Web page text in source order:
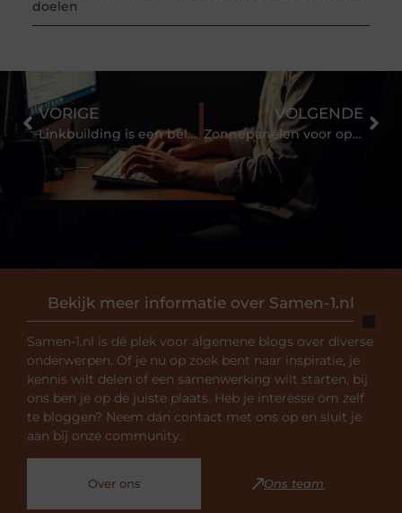
doelen
Bekijk meer informatie over Samen-1.nl
Samen-1.nl is dé plek voor algemene blogs over diverse
onderwerpen. Of je nu op zoek bent naar inspiratie, je
kennis wilt delen of een samenwerking wilt starten, bij
ons ben je op de juiste plaats. Heb je interesse om zelf
te bloggen? Neem dan contact met ons op en sluit je
aan bij onze community.
Over ons Ons team
VORIGE
Linkbuilding is een belangrijk onderdeel van iedere SEO strategie
VOLGENDE
Zonnepanelen voor op je dak